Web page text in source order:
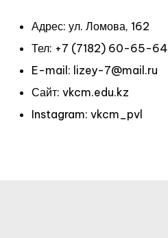
Адрес: ул. Ломова, 162
Тел: +7 (7182) 60-65-64
E-mail: lizey-7@mail.ru
Сайт: vkcm.edu.kz
Instagram: vkcm_pvl